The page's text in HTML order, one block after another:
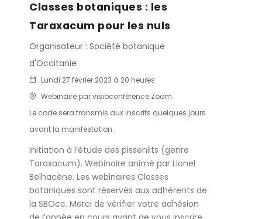
Classes botaniques : les
Taraxacum pour les nuls
Organisateur : Société botanique
d'Occitanie
Lundi 27 février 2023 à 20 heures
Webinaire par visioconférence Zoom.
Le code sera transmis aux inscrits quelques jours
avant la manifestation.
Initiation à l’étude des pissenlits (genre
Taraxacum). Webinaire animé par Lionel
Belhacène. Les webinaires Classes
botaniques sont réservés aux adhérents de
la SBOcc. Merci de vérifier votre adhésion